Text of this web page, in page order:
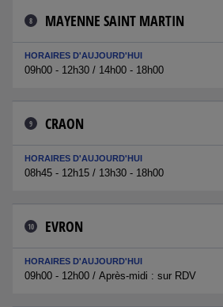
8 MAYENNE SAINT MARTIN
HORAIRES D'AUJOURD'HUI
09h00 - 12h30 / 14h00 - 18h00
9 CRAON
HORAIRES D'AUJOURD'HUI
08h45 - 12h15 / 13h30 - 18h00
10 EVRON
HORAIRES D'AUJOURD'HUI
09h00 - 12h00 / Après-midi : sur RDV